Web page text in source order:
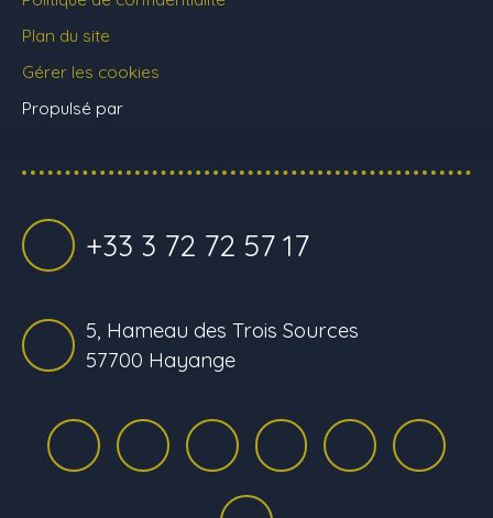
Plan du site
Gérer les cookies
Propulsé par
+33 3 72 72 57 17
5, Hameau des Trois Sources
57700 Hayange